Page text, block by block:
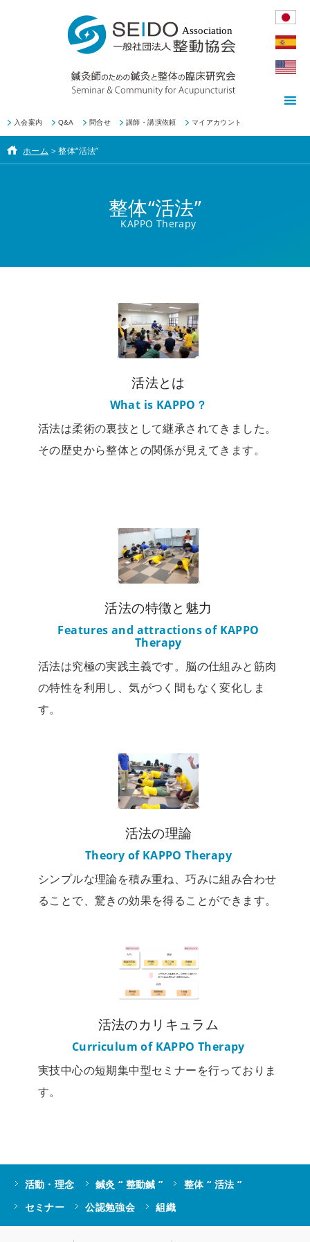
入会案内 Q&A 問合せ 講師・講演依頼 マイアカウント
ホーム >整体“活法”
整体“活法”
KAPPO Therapy
活法とは
What is KAPPO？
活法は柔術の裏技として継承されてきました。
その歴史から整体との関係が見えてきます。
活法の特徴と魅力
Features and attractions of KAPPO
Therapy
活法は究極の実践主義です。脳の仕組みと筋肉
の特性を利用し、気がつく間もなく変化しま
す。
活法の理論
Theory of KAPPO Therapy
シンプルな理論を積み重ね、巧みに組み合わせ
ることで、驚きの効果を得ることができます。
活法のカリキュラム
Curriculum of KAPPO Therapy
実技中心の短期集中型セミナーを行っておりま
す。
活動・理念 鍼灸 “ 整動鍼 ”
整体 “ 活法 ”
セミナー
公認勉強会 組織